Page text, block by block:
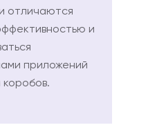
отличаются
и
приложений